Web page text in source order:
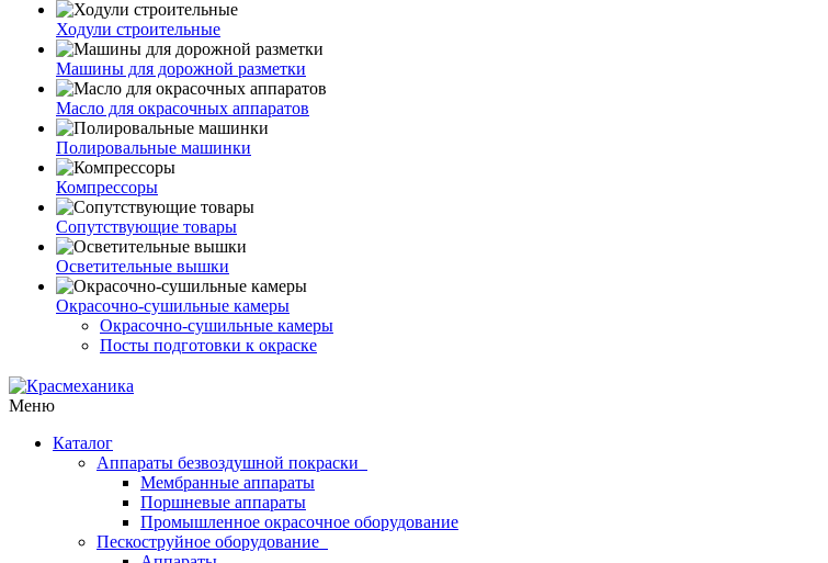
Ходули строительные
Машины для дорожной разметки
Масло для окрасочных аппаратов
Полировальные машинки
Компрессоры
Сопутствующие товары
Осветительные вышки
Окрасочно-сушильные камеры
Окрасочно-сушильные камеры
Посты подготовки к окраске
Меню
Каталог
Аппараты безвоздушной покраски
Мембранные аппараты
Поршневые аппараты
Промышленное окрасочное оборудование
Пескоструйное оборудование